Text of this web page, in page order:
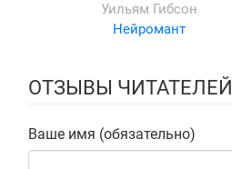
Уильям Гибсон
Нейромант
ОТЗЫВЫ ЧИТАТЕЛЕЙ
Ваше имя (обязательно)